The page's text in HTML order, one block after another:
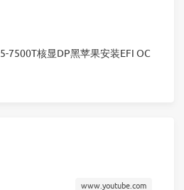
7500T核显DP黑苹果安装EFI OC
www.youtube.com